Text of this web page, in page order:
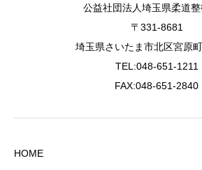
公益社団法人埼玉県柔道
〒331-8681
埼玉県さいたま市北区宮原
TEL:048-651-1211
FAX:048-651-2840
HOME